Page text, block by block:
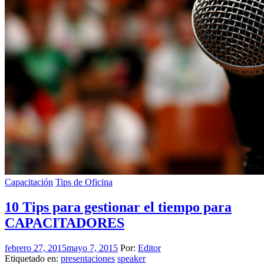
Capacitación Tips de Oficina
10 Tips para gestionar el tiempo para
CAPACITADORES
febrero 27, 2015mayo 7, 2015 Por: Editor
Etiquetado en: presentaciones speaker